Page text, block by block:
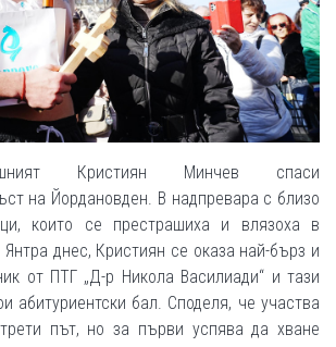
Кристиян Минчев спаси
на Йордановден. В надпревара с близо
които се престрашиха и влязоха в
Янтра днес, Кристиян се оказа най-бърз и
от ПТГ „Д-р Никола Василиади“ и тази
абитуриентски бал. Споделя, че участва
път, но за първи успява да хване